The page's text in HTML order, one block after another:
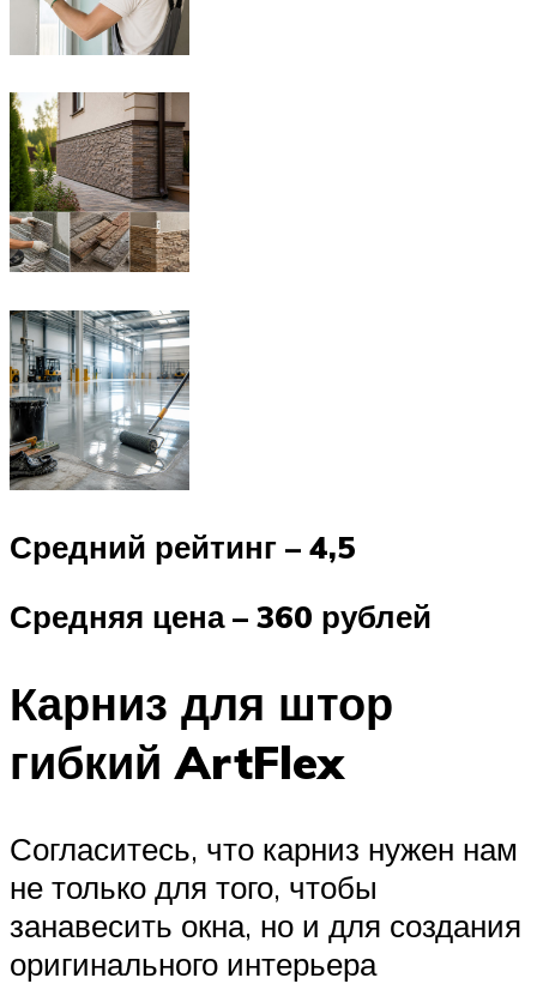
Средний рейтинг – 4,5
Средняя цена – 360 рублей
Карниз для штор
гибкий ArtFlex
Согласитесь, что карниз нужен нам
не только для того, чтобы
занавесить окна, но и для создания
оригинального интерьера